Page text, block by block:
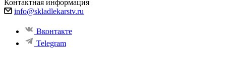
Контактная информация
info@skladlekarstv.ru
Вконтакте
Telegram